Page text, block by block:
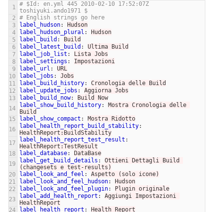
1 # $Id: en.yml 445 2010-02-10 17:52:07Z
toshiyuki.ando1971 $
2
# English strings go here
3
label_hudson:
Hudson
4
label_hudson_plural :
Hudson
5
label_build :
Build
6
label_latest_build :
Ultima Build
7
label_job_list :
Lista Jobs
8
label_settings :
Impostazioni
9
label_url :
URL
10
label_jobs :
Jobs
11
label_build_history:
Cronologia delle Build
12
label_update_jobs :
Aggiorna Jobs
13
label_build_now:
Build Now
14
label_show_build_history:
Mostra Cronologia delle
Build
15
label_show_compact :
Mostra Ridotto
16
label_health_report_build_stability:
HealthReport:BuildStability
17
label_health_report_test_result :
HealthReport:TestResult
18
label_database:
DataBase
19
label_get_build_details :
Ottieni Dettagli Build
(changesets e test-results)
20
label_look_and_feel :
Aspetto (solo icone)
21
label_look_and_feel_hudson:
Hudson
22
label_look_and_feel_plugin:
Plugin originale
23
label_add_health_report :
Aggiungi Impostazioni
HealthReport
24
label_health_report :
Health Report